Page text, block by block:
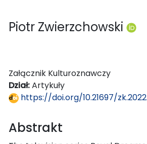
Piotr Zwierzchowski
Załącznik Kulturoznawczy
Dział:Artykuły
https://doi.org/10.21697/
Abstrakt